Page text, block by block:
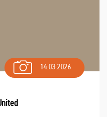
14.03.2026